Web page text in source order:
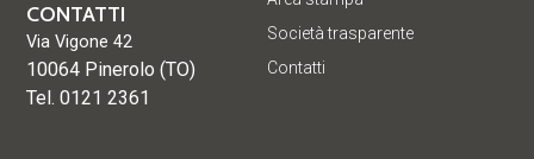
Società trasparente
Contatti
CONTATTI
Via Vigone 42
10064 Pinerolo (TO)
Tel. 0121 2361